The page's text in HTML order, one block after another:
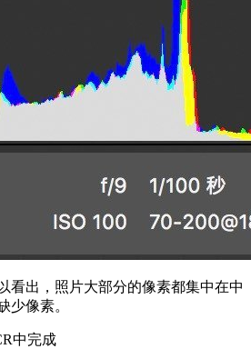
看出，照片大部分的像素都集中在中
少像素。
中完成